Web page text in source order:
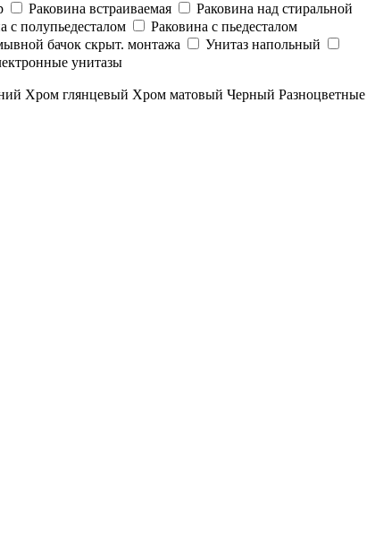
Раковина встраиваемая
Раковина над стиральной
с полупьедесталом
Раковина с пьедесталом
бачок скрыт. монтажа
Унитаз напольный
унитазы
Хром глянцевый Хром матовый Черный Разноцветные